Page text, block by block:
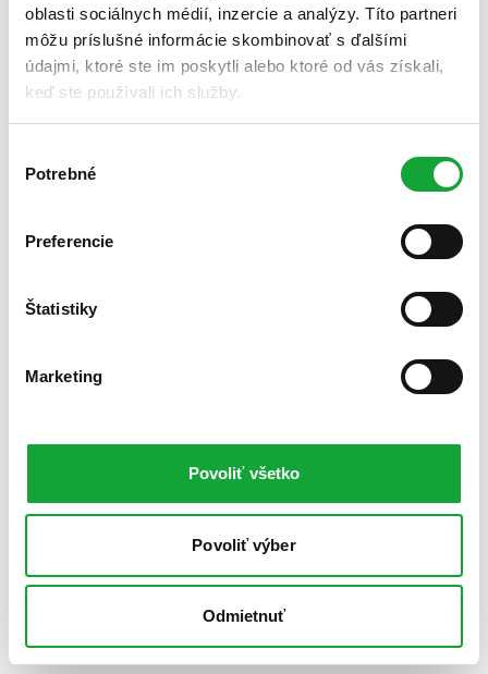
oblasti sociálnych médií, inzercie a analýzy. Títo partneri
môžu príslušné informácie skombinovať s ďalšími
údajmi, ktoré ste im poskytli alebo ktoré od vás získali,
keď ste používali ich služby.
súhlasu
Potrebné
Preferencie
Štatistiky
Marketing
Povoliť všetko
Povoliť výber
Odmietnuť